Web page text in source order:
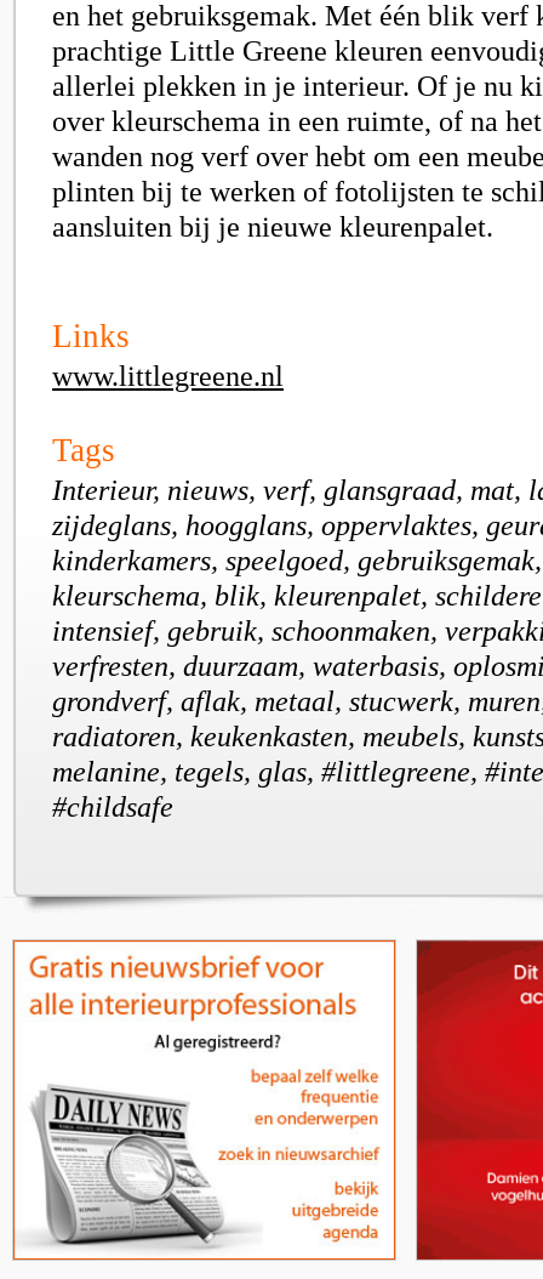
en het gebruiksgemak. Met één blik verf
prachtige Little Greene kleuren
allerlei plekken in je interieur. Of je nu
over kleurschema in een ruimte, of na
wanden nog verf over hebt om een
plinten bij te werken of fotolijsten te
aansluiten bij je nieuwe kleurenpalet.
Links
www.littlegreene.nl
Tags
Interieur, nieuws, verf, glansgraad, mat,
zijdeglans, hoogglans, oppervlaktes,
kinderkamers, speelgoed,
kleurschema, blik, kleurenpalet,
intensief, gebruik, schoonmaken,
verfresten, duurzaam, waterbasis,
grondverf, aflak, metaal, stucwerk,
radiatoren, keukenkasten, meubels,
melanine, tegels, glas, #littlegreene,
#childsafe